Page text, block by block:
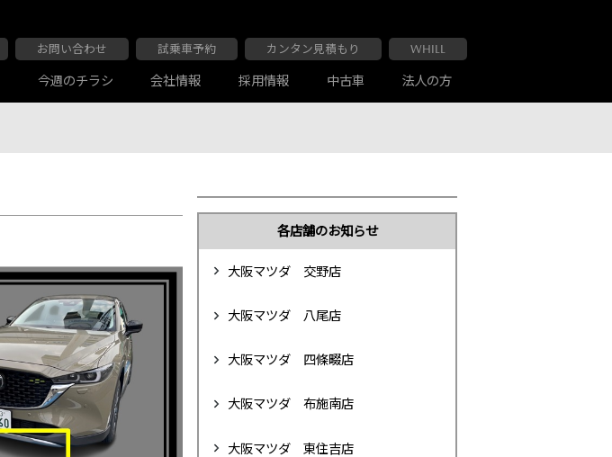
お問い合わせ 試乗車予約 カンタン見積もり WHILL
車検・点検
JAF
大阪マツダ 布施南店
大阪マツダ 枚方店
法人営業部
今週のチラシ 会社情報
お客様の声
採用情報 中古車 法人の方
各店舗のお知らせ
大阪マツダ 交野店
大阪マツダ 八尾店
大阪マツダ 四條畷店
大阪マツダ 布施南店
大阪マツダ 東住吉店